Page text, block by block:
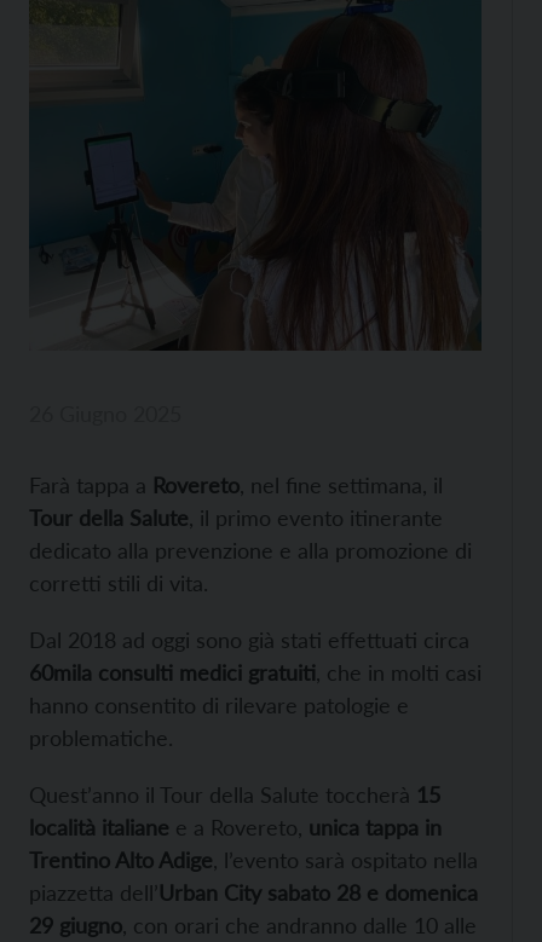
Farà tappa a Rovereto , nel fine settimana, il
Tour della Salute , il primo evento itinerante
dedicato alla prevenzione e alla promozione di
corretti stili di vita.
Dal 2018 ad oggi sono già stati effettuati circa
60mila consulti medici gratuiti , che in molti casi
hanno consentito di rilevare patologie e
problematiche.
Quest’anno il Tour della Salute toccherà 15
località italiane e a Rovereto, unica tappa in
Trentino Alto Adige , l’evento sarà ospitato nella
piazzetta dell’Urban City sabato 28 e domenica
29 giugno , con orari che andranno dalle 10 alle